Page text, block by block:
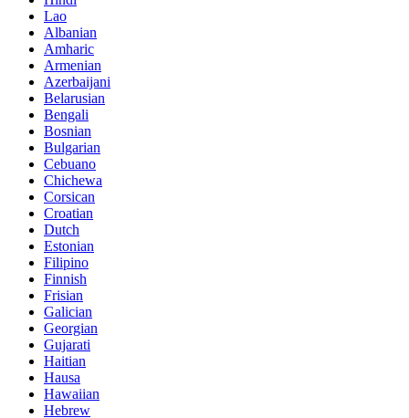
Lao
Albanian
Amharic
Armenian
Azerbaijani
Belarusian
Bengali
Bosnian
Bulgarian
Cebuano
Chichewa
Corsican
Croatian
Dutch
Estonian
Filipino
Finnish
Frisian
Galician
Georgian
Gujarati
Haitian
Hausa
Hawaiian
Hebrew